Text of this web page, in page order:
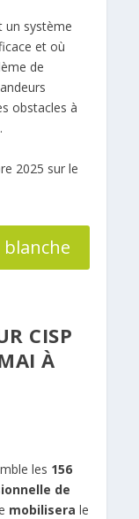
un système
et où
de
obstacles à
2025 sur le
CISP
À
les 156
de
mobilisera le